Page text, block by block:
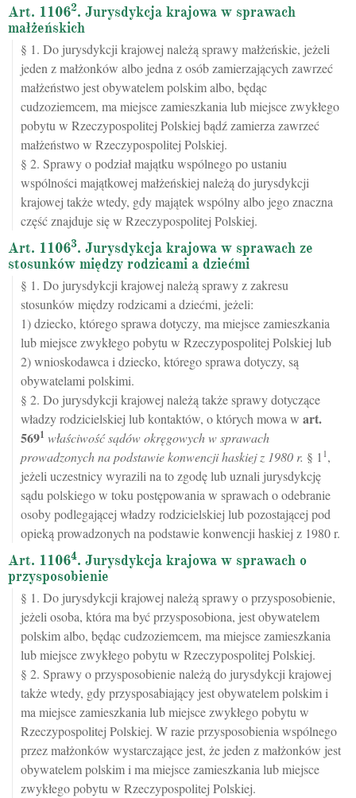
Art. 11062. Jurysdykcja krajowa w sprawach
małżeńskich
§ 1. Do jurysdykcji krajowej należą sprawy małżeńskie, jeżeli
jeden z małżonków albo jedna z osób zamierzających zawrzeć
małżeństwo jest obywatelem polskim albo, będąc
cudzoziemcem, ma miejsce zamieszkania lub miejsce zwykłego
pobytu w Rzeczypospolitej Polskiej bądź zamierza zawrzeć
małżeństwo w Rzeczypospolitej Polskiej.
§ 2. Sprawy o podział majątku wspólnego po ustaniu
wspólności majątkowej małżeńskiej należą do jurysdykcji
krajowej także wtedy, gdy majątek wspólny albo jego znaczna
część znajduje się w Rzeczypospolitej Polskiej.
Art. 11063. Jurysdykcja krajowa w sprawach ze
stosunków między rodzicami a dziećmi
§ 1. Do jurysdykcji krajowej należą sprawy z zakresu
stosunków między rodzicami a dziećmi, jeżeli:
1) dziecko, którego sprawa dotyczy, ma miejsce zamieszkania
lub miejsce zwykłego pobytu w Rzeczypospolitej Polskiej lub
2) wnioskodawca i dziecko, którego sprawa dotyczy, są
obywatelami polskimi.
§ 2. Do jurysdykcji krajowej należą także sprawy dotyczące
władzy rodzicielskiej lub kontaktów, o których mowa w art.
5691 właściwość sądów okręgowych w sprawach
prowadzonych na podstawie konwencji haskiej z 1980 r. § 1 1,
jeżeli uczestnicy wyrazili na to zgodę lub uznali jurysdykcję
sądu polskiego w toku postępowania w sprawach o odebranie
osoby podlegającej władzy rodzicielskiej lub pozostającej pod
opieką prowadzonych na podstawie konwencji haskiej z 1980 r.
Art. 11064. Jurysdykcja krajowa w sprawach o
przysposobienie
§ 1. Do jurysdykcji krajowej należą sprawy o przysposobienie,
jeżeli osoba, która ma być przysposobiona, jest obywatelem
polskim albo, będąc cudzoziemcem, ma miejsce zamieszkania
lub miejsce zwykłego pobytu w Rzeczypospolitej Polskiej.
§ 2. Sprawy o przysposobienie należą do jurysdykcji krajowej
także wtedy, gdy przysposabiający jest obywatelem polskim i
ma miejsce zamieszkania lub miejsce zwykłego pobytu w
Rzeczypospolitej Polskiej. W razie przysposobienia wspólnego
przez małżonków wystarczające jest, że jeden z małżonków jest
obywatelem polskim i ma miejsce zamieszkania lub miejsce
zwykłego pobytu w Rzeczypospolitej Polskiej.